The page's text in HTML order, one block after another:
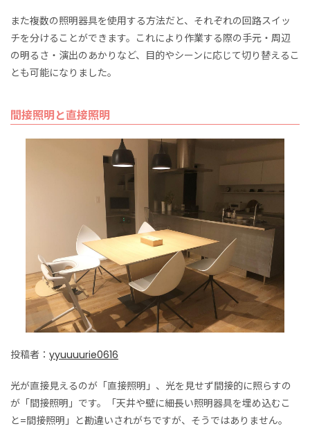
また複数の照明器具を使用する方法だと、それぞれの回路スイッ
チを分けることができます。これにより作業する際の手元・周辺
の明るさ・演出のあかりなど、目的やシーンに応じて切り替えるこ
とも可能になりました。
間接照明と直接照明
投稿者： yyuuuurie0616
光が直接見えるのが「直接照明」、光を見せず間接的に照らすの
が「間接照明」です。「天井や壁に細長い照明器具を埋め込むこ
と=間接照明」と勘違いされがちですが、そうではありません。